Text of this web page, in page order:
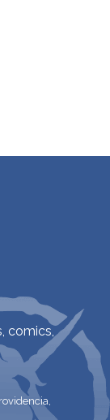
comics,